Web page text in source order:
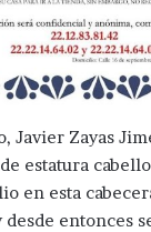
Zayas
estatura
en esta
desde entonces